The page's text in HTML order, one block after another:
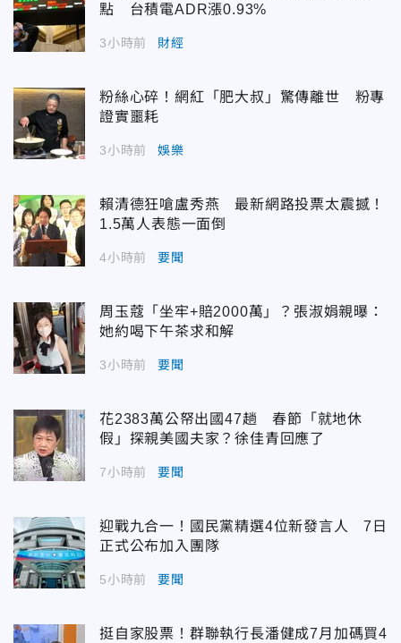
點 台積電ADR漲0.93%
3小時前 財經
粉絲心碎！網紅「肥大叔」驚傳離世 粉專
證實噩耗
3小時前 娛樂
賴清德狂嗆盧秀燕 最新網路投票太震撼！
1.5萬人表態一面倒
4小時前 要聞
周玉蔻「坐牢+賠2000萬」？張淑娟親曝：
她約喝下午茶求和解
3小時前 要聞
花2383萬公帑出國47趟 春節「就地休
假」探親美國夫家？徐佳青回應了
7小時前 要聞
迎戰九合一！國民黨精選4位新發言人 7日
正式公布加入團隊
5小時前 要聞
挺自家股票！群聯執行長潘健成7月加碼買4